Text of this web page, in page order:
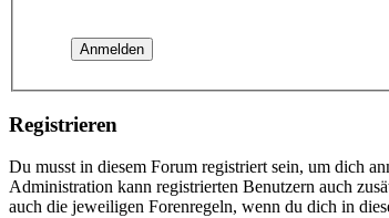
Registrieren
Du musst in diesem Forum registriert sein, um dich
Administration kann registrierten Benutzern auch
auch die jeweiligen Forenregeln, wenn du dich in